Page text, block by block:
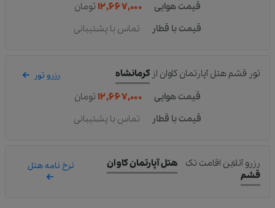
قیمت هوایی ۱۲,۶۶۷,۰۰۰ تومان
قیمت با قطار
تماس با پشتیبانی
تور قشم هتل آپارتمان کاوان از کرمانشاه رزرو تور
قیمت هوایی ۱۲,۶۶۷,۰۰۰ تومان
قیمت با قطار
تماس با پشتیبانی
رزرو آنلاین اقامت تک
هتل آپارتمان کاوان
قشم
نرخ نامه هتل